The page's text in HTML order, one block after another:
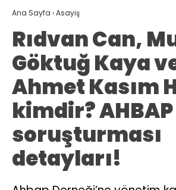
Ana Sayfa ›Asayiş
Rıdvan Can,
Göktuğ Kaya
Ahmet Kasım
kimdir? AHBAP
soruşturması
detayları!